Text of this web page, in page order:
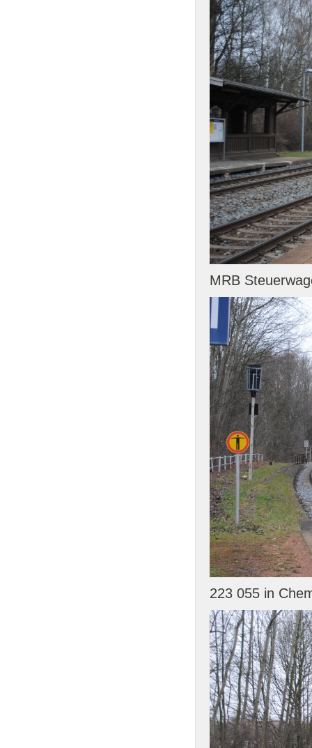
MRB
223 055 in